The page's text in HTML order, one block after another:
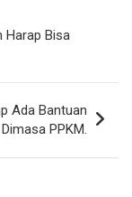
dI
nHarap Bisa
Ada Bantuan
Dimasa PPKM.